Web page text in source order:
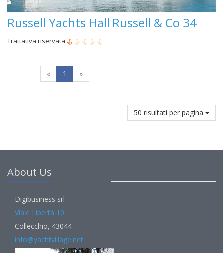
Russell Yachts Hall Russell & Co 34
Trattativa riservata
« 1 »
50 risultati per pagina
About Us
Digibusiness srl
Viale Libertà 10
Collecchio, 43044
info@yachtvillage.net